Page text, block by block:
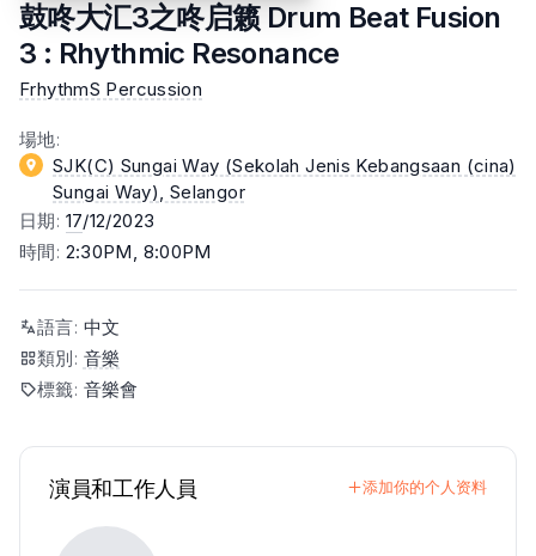
鼓咚大汇3之咚启籁 Drum Beat Fusion
3 : Rhythmic Resonance
FrhythmS Percussion
場地:
SJK(C) Sungai Way (Sekolah Jenis Kebangsaan (cina)
Sungai Way) , Selangor
日期: 17/12/2023
時間: 2:30PM, 8:00PM
語言: 中文
類別: 音樂
標籤: 音樂會
演員和工作人員 添加你的个人资料